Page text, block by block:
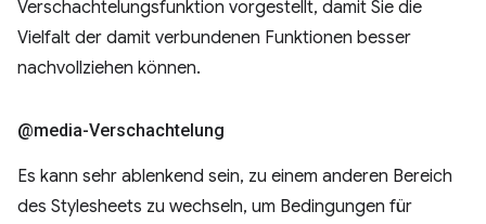
Verschachtelungsfunktion vorgestellt, damit Sie die
Vielfalt der damit verbundenen Funktionen besser
nachvollziehen können.
@media-Verschachtelung
Es kann sehr ablenkend sein, zu einem anderen Bereich
des Stylesheets zu wechseln, um Bedingungen für